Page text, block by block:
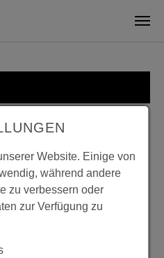
BEI
Website. Einige von
während andere
zu verbessern oder
zur Verfügung zu